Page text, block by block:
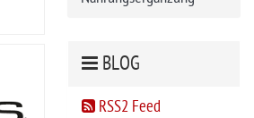
BLOG
RSS2 Feed